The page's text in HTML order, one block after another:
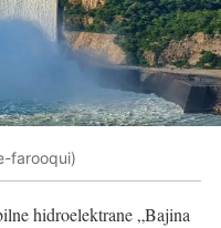
farooqui)
hidroelektrane „Bajina